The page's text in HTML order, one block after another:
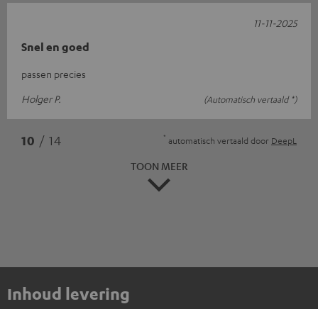
Snel en goed
passen precies
Holger P.
(Automatisch vertaald *)
11-11-2025
10 / 14 * automatisch vertaald door DeepL
TOON MEER
Inhoud levering